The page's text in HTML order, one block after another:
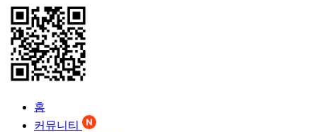
홈
커뮤니티